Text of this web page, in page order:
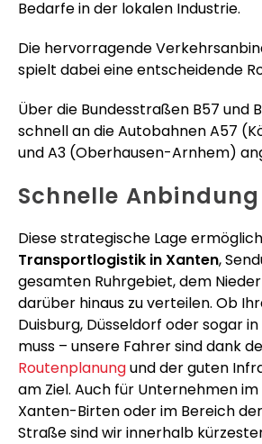
Bedarfe in der lokalen Industrie.
Die hervorragende
spielt dabei eine entscheidende
Über die Bundesstraßen B57 und
schnell an die Autobahnen A57
und A3 (Oberhausen-Arnhem)
Schnelle Anbindung
Diese strategische Lage
Transportlogistik in Xanten,
gesamten Ruhrgebiet, dem
darüber hinaus zu verteilen. Ob
Duisburg, Düsseldorf oder sogar
muss – unsere Fahrer sind dank
Routenplanungund der guten
am Ziel. Auch für Unternehmen
Xanten-Birten oder im Bereich
Straße sind wir innerhalb